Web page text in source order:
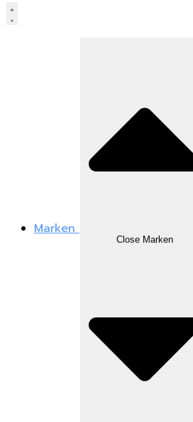
Marken
Close Marken